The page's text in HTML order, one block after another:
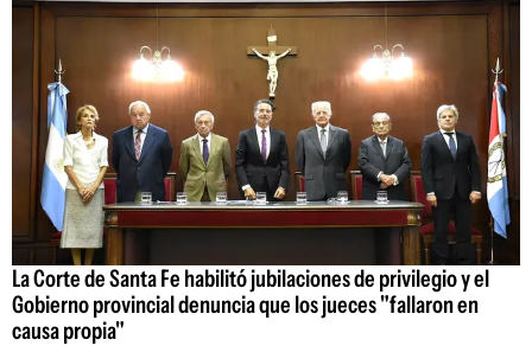
La Corte de Santa Fe habilitó jubilaciones de privilegio y el
Gobierno provincial denuncia que los jueces "fallaron en
causa propia"